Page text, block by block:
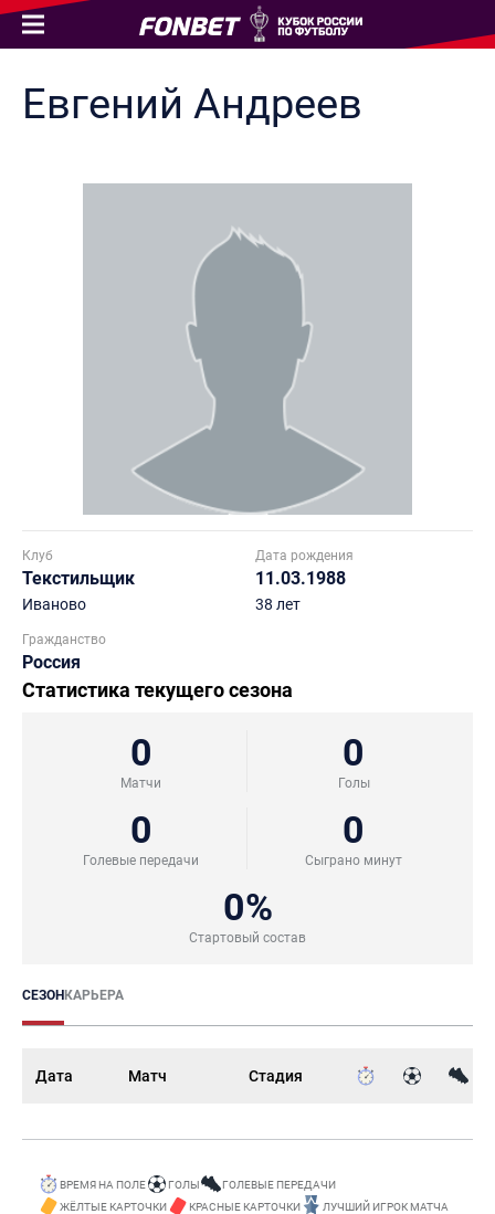
Евгений Андреев
Клуб
Текстильщик
Иваново
Дата рождения
11.03.1988
38 лет
Гражданство
Россия
Статистика текущего сезона
0
Матчи
0
Голы
0
Голевые передачи
0
Сыграно минут
0%
Стартовый состав
СЕЗОНКАРЬЕРА
Дата Матч Стадия
ВРЕМЯ НА ПОЛЕ ГОЛЫ
ГОЛЕВЫЕ ПЕРЕДАЧИ
ЖЁЛТЫЕ КАРТОЧКИ
КРАСНЫЕ КАРТОЧКИ ЛУЧШИЙ ИГРОК МАТЧА